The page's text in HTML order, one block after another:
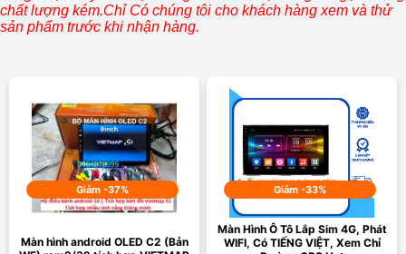
chất lượng kém.Chỉ Có chúng tôi cho khách hàng xem và thử
sản phẩm trước khi nhận hàng.
Giảm -37%
Màn hình android OLED C2 (Bản
Giảm -33%
Màn Hình Ô Tô Lắp Sim 4G, Phát
WIFI, Có TIẾNG VIỆT, Xem Chỉ